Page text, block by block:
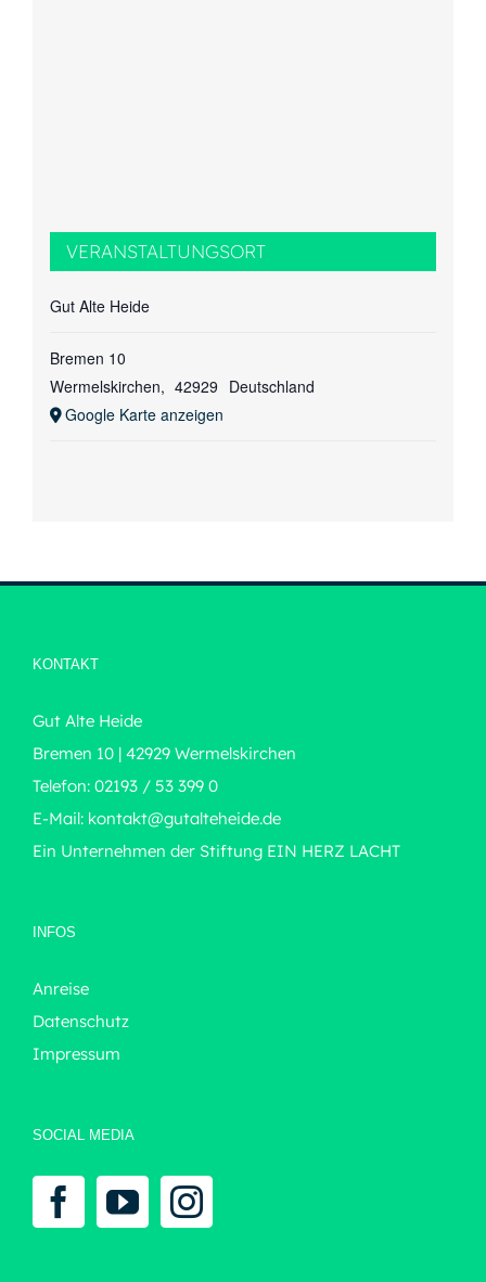
VERANSTALTUNGSORT
Gut Alte Heide
Bremen 10
Wermelskirchen, 42929 Deutschland
Google Karte anzeigen
KONTAKT
Gut Alte Heide
Bremen 10 | 42929 Wermelskirchen
Telefon: 02193 / 53 399 0
E-Mail: kontakt@gutalteheide.de
Ein Unternehmen der Stiftung EIN HERZ LACHT
INFOS
Anreise
Datenschutz
Impressum
SOCIAL MEDIA